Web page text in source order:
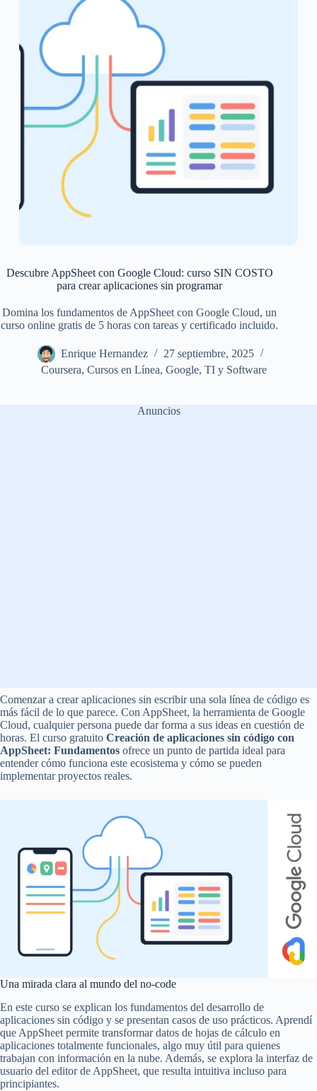
Descubre AppSheet con Google Cloud: curso SIN COSTO
para crear aplicaciones sin programar
Domina los fundamentos de AppSheet con Google Cloud, un
curso online gratis de 5 horas con tareas y certificado incluido.
Enrique Hernandez
27 septiembre, 2025
Coursera, Cursos en Línea, Google, TI y Software
Anuncios
Comenzar a crear aplicaciones sin escribir una sola línea de código es
más fácil de lo que parece. Con AppSheet, la herramienta de Google
Cloud, cualquier persona puede dar forma a sus ideas en cuestión de
horas. El curso gratuito Creación de aplicaciones sin código con
AppSheet: Fundamentos ofrece un punto de partida ideal para
entender cómo funciona este ecosistema y cómo se pueden
implementar proyectos reales.
Una mirada clara al mundo del no-code
En este curso se explican los fundamentos del desarrollo de
aplicaciones sin código y se presentan casos de uso prácticos. Aprendí
que AppSheet permite transformar datos de hojas de cálculo en
aplicaciones totalmente funcionales, algo muy útil para quienes
trabajan con información en la nube. Además, se explora la interfaz de
usuario del editor de AppSheet, que resulta intuitiva incluso para
principiantes.